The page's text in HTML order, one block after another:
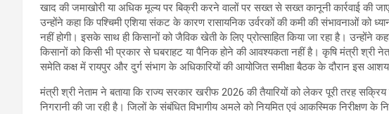
खाद की जमाखोरी या अधिक मूल्य पर बिक्री करने वालों पर सख्त से सख्त कानूनी कार्रवाई की
उन्होंने कहा कि पश्चिमी एशिया संकट के कारण रासायनिक उर्वरकों की कमी की संभावनाओं को
नहीं होगी। इसके साथ ही किसानों को जैविक खेती के लिए प्रोत्साहित किया जा रहा है। उन्होंने
किसानों को किसी भी प्रकार से घबराहट या पैनिक होने की आवश्यकता नहीं है। कृषि मंत्री श्री
समेति कक्ष में रायपुर और दुर्ग संभाग के अधिकारियों की आयोजित समीक्षा बैठक के दौरान इस
मंत्री श्री नेताम ने बताया कि राज्य सरकार खरीफ 2026 की तैयारियों को लेकर पूरी तरह
निगरानी की जा रही है। जिलों के संबंधित विभागीय अमले को नियमित एवं आकस्मिक निरीक्षण के